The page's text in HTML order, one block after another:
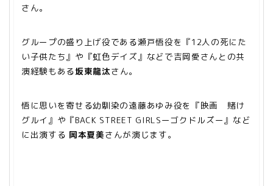
さん。
グループの盛り上げ役である瀬戸悟役を『12人の死にた
い子供たち』や『虹色デイズ』などで吉岡愛さんとの共
演経験もある坂東龍汰さん。
悟に思いを寄せる幼馴染の遠藤あゆみ役を『映画 賭け
グルイ』や『BACK STREET GIRLSーゴクドルズー』など
に出演する 岡本夏美さんが演じます。